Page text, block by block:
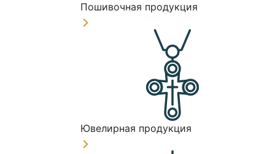
Пошивочная продукция
Ювелирная продукция